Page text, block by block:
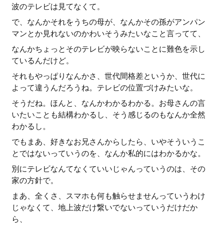
波のテレビは見てなくて。
で、なんかそれをうちの母が、なんかその孫がアンパン
マンとか見れないのかわいそうみたいなこと言ってて、
なんかちょっとそのテレビが映らないことに難色を示し
ているんだけど。
それもやっぱりなんかさ、世代間格差というか、世代に
よって違うんだろうね。テレビの位置づけみたいな。
そうだね。ほんと、なんかわかるわかる。お母さんの言
いたいことも結構わかるし、そう感じるのもなんか全然
わかるし。
でもまあ、好きなお兄さんからしたら、いやそういうこ
とではないっていうのを、なんか私的にはわかるかな。
別にテレビなんてなくていいじゃんっていうのは、その
家の方針で。
まあ、全くさ、スマホも何も触らせませんっていうわけ
じゃなくて、地上波だけ繋いでないっていうだけだか
ら、